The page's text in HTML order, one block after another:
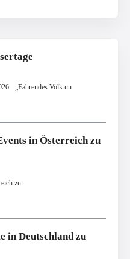
- „Fahrendes Volk un
in Österreich zu
zu
Deutschland zu